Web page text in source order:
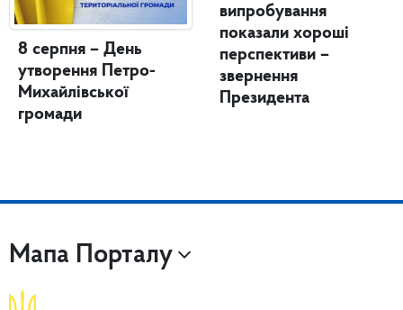
8 серпня – День
утворення Петро-
Михайлівської
громади
випробування
показали хороші
перспективи –
звернення
Президента
Мапа Порталу